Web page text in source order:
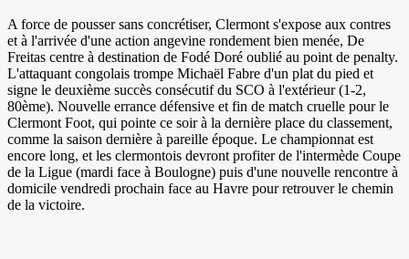
A force de pousser sans concrétiser, Clermont s'expose aux contres
et à l'arrivée d'une action angevine rondement bien menée, De
Freitas centre à destination de Fodé Doré oublié au point de penalty.
L'attaquant congolais trompe Michaël Fabre d'un plat du pied et
signe le deuxième succès consécutif du SCO à l'extérieur (1-2,
80ème). Nouvelle errance défensive et fin de match cruelle pour le
Clermont Foot, qui pointe ce soir à la dernière place du classement,
comme la saison dernière à pareille époque. Le championnat est
encore long, et les clermontois devront profiter de l'intermède Coupe
de la Ligue (mardi face à Boulogne) puis d'une nouvelle rencontre à
domicile vendredi prochain face au Havre pour retrouver le chemin
de la victoire.